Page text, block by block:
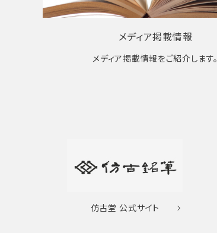
メディア掲載情報
メディア掲載情報をご紹介します。
仿古堂 公式サイト